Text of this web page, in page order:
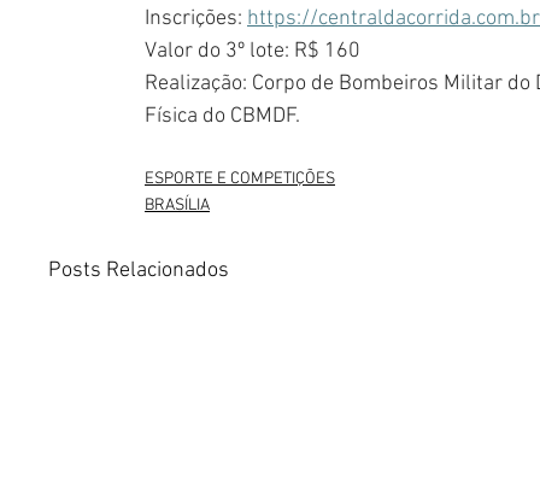
Inscrições: https://
Valor do 3º lote: R$ 160
Realização: Corpo de Bombeiros Militar
Física do CBMDF.
ESPORTE E COMPETIÇÕES
BRASÍLIA
Posts Relacionados